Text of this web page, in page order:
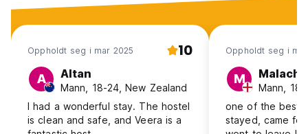
Oppholdt seg i mar 2025 10
A Altan
Mann, 18-24, New Zealand
I had a wonderful stay. The hostel
is clean and safe, and Veera is a
Oppholdt seg i
M Malachy
Mann, 18-
one of the best
stayed, came